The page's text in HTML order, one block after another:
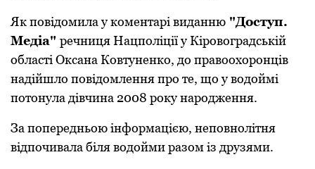
Як повідомила у коментарі виданню "Доступ.
Медіа" речниця Нацполіції у Кіровоградській
області Оксана Ковтуненко, до правоохоронців
надійшло повідомлення про те, що у водоймі
потонула дівчина 2008 року народження.
За попередньою інформацією, неповнолітня
відпочивала біля водойми разом із друзями.